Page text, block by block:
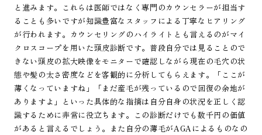
と進みます。これらは医師ではなく専門のカウンセラーが担当す
ることも多いですが知識豊富なスタッフによる丁寧なヒアリング
が行われます。カウンセリングのハイライトとも言えるのがマイ
クロスコープを用いた頭皮診断です。普段自分では見ることので
きない頭皮の拡大映像をモニターで確認しながら現在の毛穴の状
態や髪の太さ密度などを客観的に分析してもらえます。「ここが
薄くなっていますね」「まだ産毛が残っているので回復の余地が
ありますよ」といった具体的な指摘は自分自身の状況を正しく認
識するために非常に役立ちます。この診断だけでも数千円の価値
があると言えるでしょう。また自分の薄毛がAGAによるものなの